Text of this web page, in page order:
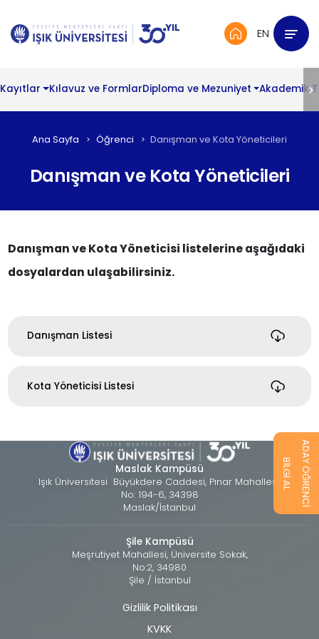
EN
Kayıtlar Kılavuz ve FormlarDiploma ve Mezuniyet Akademik
Ana Sayfa Öğrenci Danışman ve Kota Yöneticileri
Danışman ve Kota Yöneticileri
Danışman ve Kota Yöneticisi listelerine aşağıdaki
dosyalardan ulaşabilirsiniz.
Danışman Listesi
Kota Yöneticisi Listesi
Maslak Kampüsü
Işık Üniversitesi Büyükdere Caddesi, Pınar Mahallesi,
No: 194-6, 34398
Maslak/İstanbul
Şile Kampüsü
Meşrutiyet Mahallesi, Üniversite Sokak,
No:2, 34980
Şile / İstanbul
Alt
bilgi
Gizlilik Politikası
KVKK
BİLGİ AL ADAY ÖĞRENCİ